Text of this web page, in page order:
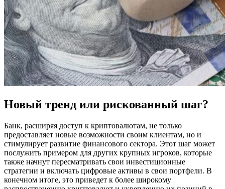
Новый тренд или рискованный шаг?
Банк, расширяя доступ к криптовалютам, не только
предоставляет новые возможности своим клиентам, но и
стимулирует развитие финансового сектора. Этот шаг может
послужить примером для других крупных игроков, которые
также начнут пересматривать свои инвестиционные
стратегии и включать цифровые активы в свои портфели. В
конечном итоге, это приведет к более широкому